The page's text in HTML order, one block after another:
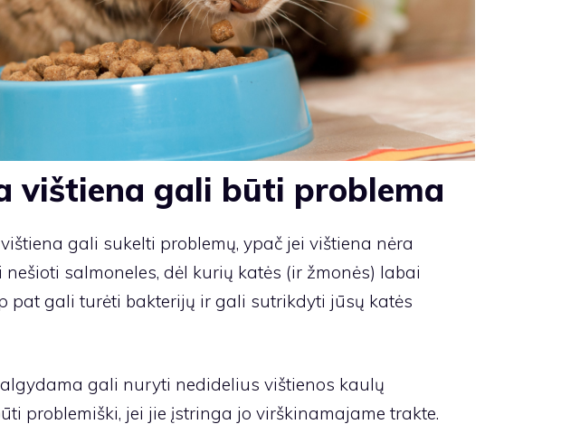
vištiena gali būti problema
gali sukelti problemų, ypač jei vištiena nėra
salmoneles, dėl kurių katės (ir žmonės) labai
pat gali turėti bakterijų ir gali sutrikdyti jūsų katės
gali nuryti nedidelius vištienos kaulų
problemiški, jei jie įstringa jo virškinamajame trakte.